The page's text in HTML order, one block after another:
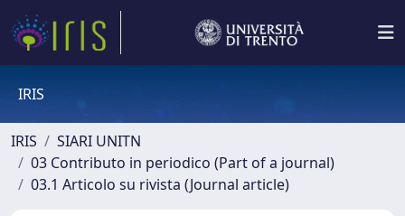
IRIS
IRIS
SIARI UNITN
03 Contributo in periodico (Part of a journal)
03.1 Articolo su rivista (Journal article)